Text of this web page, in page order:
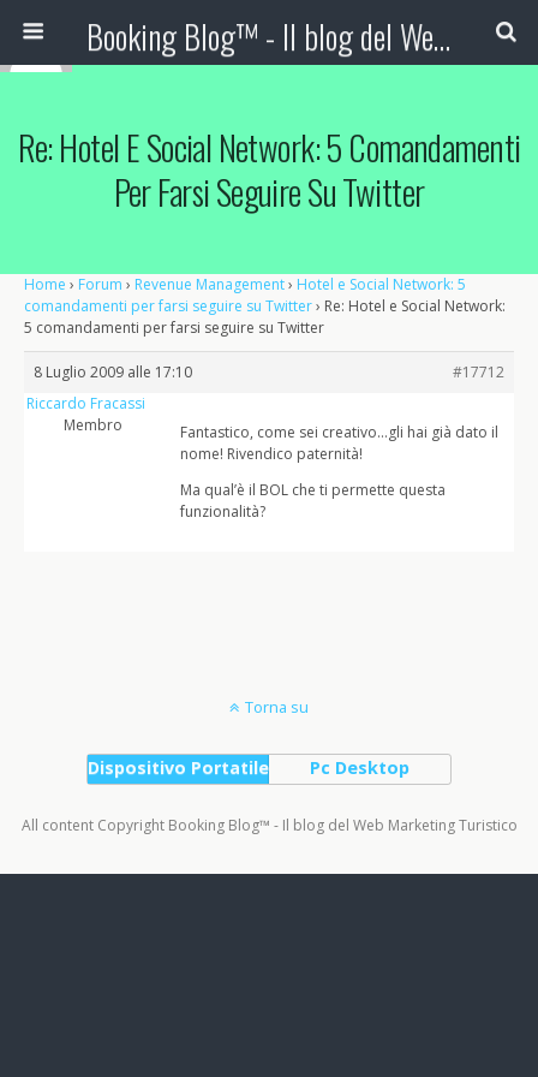
Booking Blog™ - Il blog del Web Marketing Turistico
Re: Hotel E Social Network: 5 Comandamenti
Per Farsi Seguire Su Twitter
Home › Forum › Revenue Management› Hotel e Social Network: 5
comandamenti per farsi seguire su Twitter› Re: Hotel e Social Network:
5 comandamenti per farsi seguire su Twitter
8 Luglio 2009 alle 17:10
#17712
Riccardo Fracassi
Membro
Fantastico, come sei creativo…gli hai già dato il
nome! Rivendico paternità!
Ma qual’è il BOL che ti permette questa
funzionalità?
Torna su
Dispositivo Portatile Pc Desktop
All content Copyright Booking Blog™ - Il blog del Web Marketing Turistico